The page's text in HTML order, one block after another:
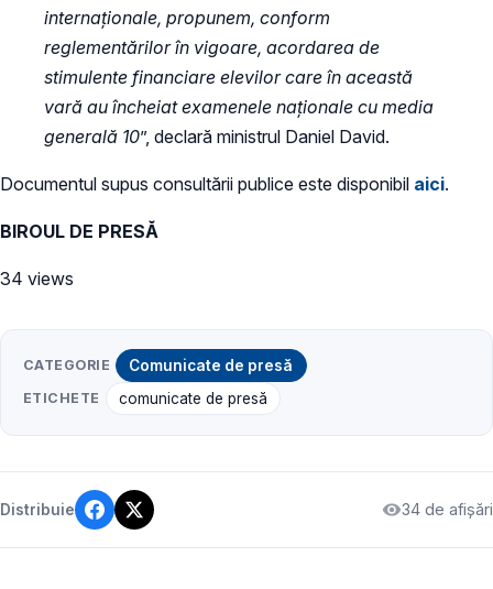
internaționale, propunem, conform
reglementărilor în vigoare, acordarea de
stimulente financiare elevilor care în această
vară au încheiat examenele naționale cu media
generală 10”, declară ministrul Daniel David.
Documentul supus consultării publice este disponibil aici.
BIROUL DE PRESĂ
34 views
CATEGORIE Comunicate de presă
ETICHETE comunicate de presă
Distribuie 34 de afișări